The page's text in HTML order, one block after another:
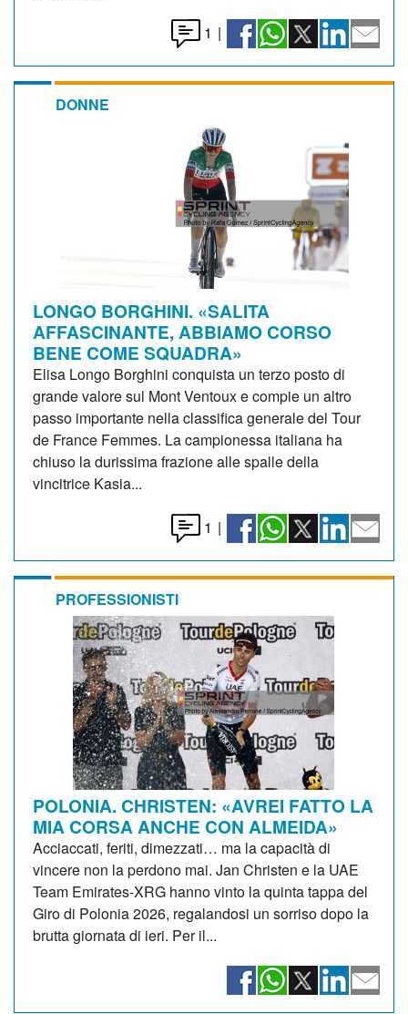
1 |
DONNE
LONGO BORGHINI. «SALITA
AFFASCINANTE, ABBIAMO CORSO
BENE COME SQUADRA»
Elisa Longo Borghini conquista un terzo posto di
grande valore sul Mont Ventoux e compie un altro
passo importante nella classifica generale del Tour
de France Femmes. La campionessa italiana ha
chiuso la durissima frazione alle spalle della
vincitrice Kasia...
1 |
PROFESSIONISTI
POLONIA. CHRISTEN: «AVREI FATTO LA
MIA CORSA ANCHE CON ALMEIDA»
Acciaccati, feriti, dimezzati… ma la capacità di
vincere non la perdono mai. Jan Christen e la UAE
Team Emirates-XRG hanno vinto la quinta tappa del
Giro di Polonia 2026, regalandosi un sorriso dopo la
brutta giornata di ieri. Per il...